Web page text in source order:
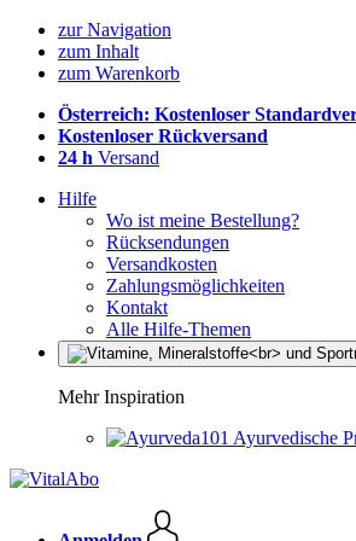
zur Navigation
zum Inhalt
zum Warenkorb
Österreich: Kostenloser
Kostenloser Rückversand
24 h Versand
Hilfe
Wo ist meine Bestellung?
Rücksendungen
Versandkosten
Zahlungsmöglichkeiten
Kontakt
Alle Hilfe-Themen
Mehr Inspiration
Ayurvedische